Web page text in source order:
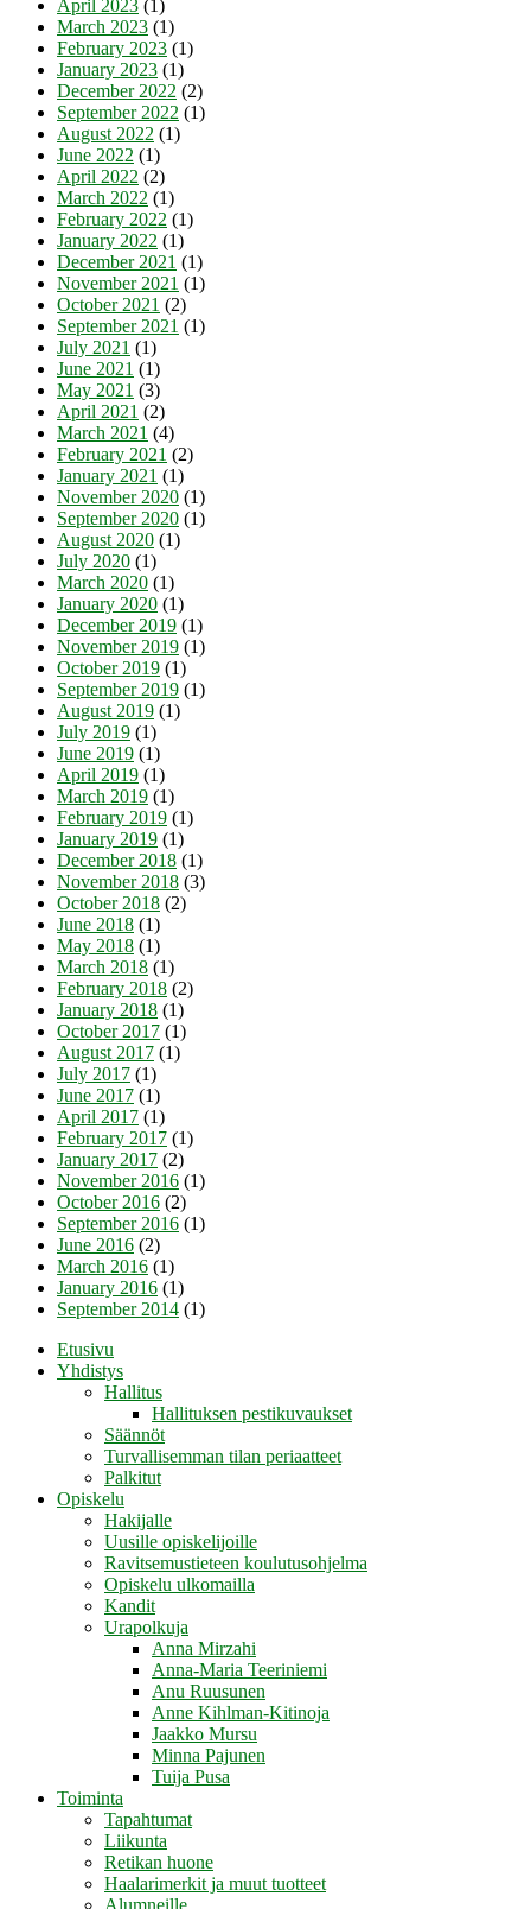
April 2023 (1)
March 2023 (1)
February 2023 (1)
January 2023 (1)
December 2022 (2)
September 2022 (1)
August 2022 (1)
June 2022 (1)
April 2022 (2)
March 2022 (1)
February 2022 (1)
January 2022 (1)
December 2021 (1)
November 2021 (1)
October 2021 (2)
September 2021 (1)
July 2021 (1)
June 2021 (1)
May 2021 (3)
April 2021 (2)
March 2021 (4)
February 2021 (2)
January 2021 (1)
November 2020 (1)
September 2020 (1)
August 2020 (1)
July 2020 (1)
March 2020 (1)
January 2020 (1)
December 2019 (1)
November 2019 (1)
October 2019 (1)
September 2019 (1)
August 2019 (1)
July 2019 (1)
June 2019 (1)
April 2019 (1)
March 2019 (1)
February 2019 (1)
January 2019 (1)
December 2018 (1)
November 2018 (3)
October 2018 (2)
June 2018 (1)
May 2018 (1)
March 2018 (1)
February 2018 (2)
January 2018 (1)
October 2017 (1)
August 2017 (1)
July 2017 (1)
June 2017 (1)
April 2017 (1)
February 2017 (1)
January 2017 (2)
November 2016 (1)
October 2016 (2)
September 2016 (1)
June 2016 (2)
March 2016 (1)
January 2016 (1)
September 2014 (1)
Etusivu
Yhdistys
Hallitus
Hallituksen pestikuvaukset
Säännöt
Turvallisemman tilan periaatteet
Palkitut
Opiskelu
Hakijalle
Uusille opiskelijoille
Ravitsemustieteen koulutusohjelma
Opiskelu ulkomailla
Kandit
Urapolkuja
Anna Mirzahi
Anna-Maria Teeriniemi
Anu Ruusunen
Anne Kihlman-Kitinoja
Jaakko Mursu
Minna Pajunen
Tuija Pusa
Toiminta
Tapahtumat
Liikunta
Retikan huone
Haalarimerkit ja muut tuotteet
Alumneille